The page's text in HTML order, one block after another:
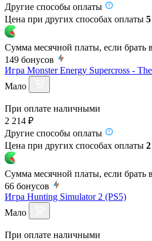
Другие способы оплаты
Цена при других способах оплаты
Сумма месячной платы, если брать
149 бонусов
Игра Monster Energy Supercross -
Мало
При оплате наличными
2 214 ₽
Другие способы оплаты
Цена при других способах оплаты
Сумма месячной платы, если брать
66 бонусов
Игра Hunting Simulator 2 (PS5)
Мало
При оплате наличными